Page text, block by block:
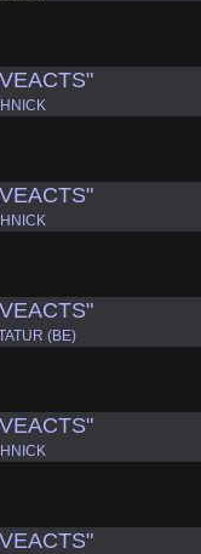
(BE)